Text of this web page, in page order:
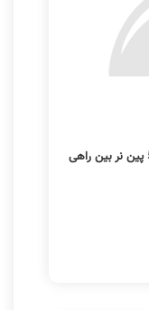
کانکتور مینیاتوری 2 میلی متر تک ردیفه 5 پین نر بین راهی